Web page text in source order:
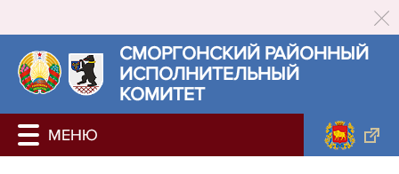
СМОРГОНСКИЙ РАЙОННЫЙ
ИСПОЛНИТЕЛЬНЫЙ
КОМИТЕТ